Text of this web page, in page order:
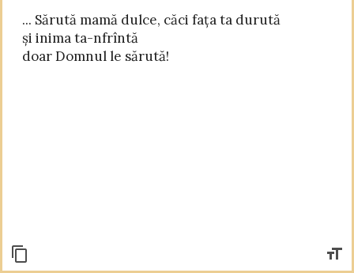
... Sărută mamă dulce, căci fața ta durută
și inima ta-nfrîntă